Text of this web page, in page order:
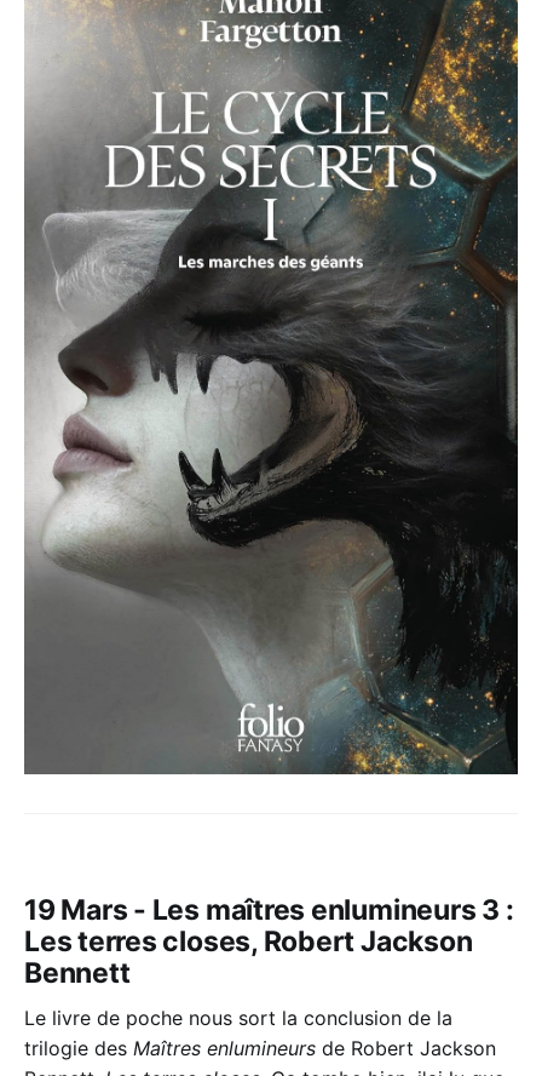
19 Mars - Les maîtres enlumineurs 3 :
Les terres closes, Robert Jackson
Bennett
Le livre de poche nous sort la conclusion de la
trilogie des Maîtres enlumineurs de Robert Jackson